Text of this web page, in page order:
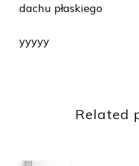
dachu płaskiego
yyyyy
Related